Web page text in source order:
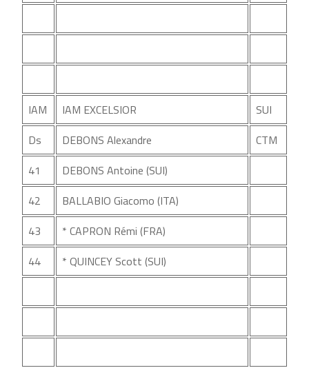
IAM IAM EXCELSIOR
SUI
Ds
DEBONS Alexandre
CTM
41
DEBONS Antoine (SUI)
42
BALLABIO Giacomo (ITA)
43
* CAPRON Rémi (FRA)
44
* QUINCEY Scott (SUI)